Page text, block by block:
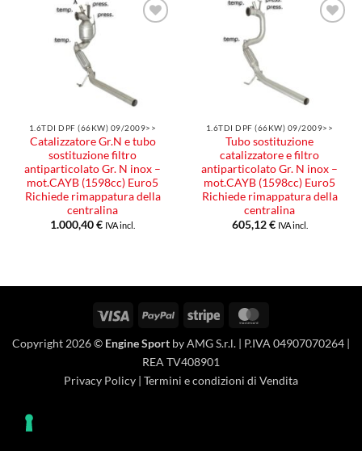
1.6TDI DPF (66KW) 09/2009>>
Catalizzatore Gr.N e tubo
sostituzione filtro
antiparticolato Gr. N inox –
mot.CAYB (1598cc) Euro5
Richiede rimappatura della
centralina
1.000,40€ IVA incl.
1.6TDI DPF (66KW) 09/2009>>
Tubo sostituzione
catalizzatore e filtro
antiparticolato Gr. N inox –
mot.CAYB (1598cc) Euro5
Richiede rimappatura della
centralina
605,12€ IVA incl.
Visa PayPal Stripe
Copyright 2026 © Engine Sport by AMG S.r.l. | P.IVA 04907070264 |
REA TV408901
Privacy Policy | Termini e condizioni di Vendita